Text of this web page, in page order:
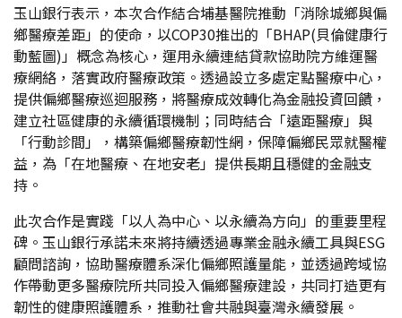
玉山銀行表示，本次合作結合埔基醫院推動「消除城鄉與偏
鄉醫療差距」的使命，以COP30推出的「BHAP(貝倫健康行
動藍圖)」概念為核心，運用永續連結貸款協助院方維運醫
療網絡，落實政府醫療政策。透過設立多處定點醫療中心，
提供偏鄉醫療巡迴服務，將醫療成效轉化為金融投資回饋，
建立社區健康的永續循環機制；同時結合「遠距醫療」與
「行動診間」，構築偏鄉醫療韌性網，保障偏鄉民眾就醫權
益，為「在地醫療、在地安老」提供長期且穩健的金融支
持。
此次合作是實踐「以人為中心、以永續為方向」的重要里程
碑。玉山銀行承諾未來將持續透過專業金融永續工具與ESG
顧問諮詢，協助醫療體系深化偏鄉照護量能，並透過跨域協
作帶動更多醫療院所共同投入偏鄉醫療建設，共同打造更有
韌性的健康照護體系，推動社會共融與臺灣永續發展。